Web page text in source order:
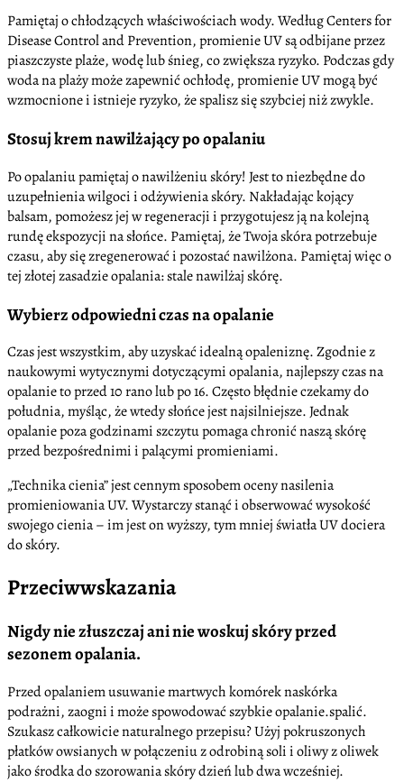
Pamiętaj o chłodzących właściwościach wody. Według Centers for
Disease Control and Prevention, promienie UV są odbijane przez
piaszczyste plaże, wodę lub śnieg, co zwiększa ryzyko. Podczas gdy
woda na plaży może zapewnić ochłodę, promienie UV mogą być
wzmocnione i istnieje ryzyko, że spalisz się szybciej niż zwykle.
Stosuj krem nawilżający po opalaniu
Po opalaniu pamiętaj o nawilżeniu skóry! Jest to niezbędne do
uzupełnienia wilgoci i odżywienia skóry. Nakładając kojący
balsam, pomożesz jej w regeneracji i przygotujesz ją na kolejną
rundę ekspozycji na słońce. Pamiętaj, że Twoja skóra potrzebuje
czasu, aby się zregenerować i pozostać nawilżona. Pamiętaj więc o
tej złotej zasadzie opalania: stale nawilżaj skórę.
Wybierz odpowiedni czas na opalanie
Czas jest wszystkim, aby uzyskać idealną opaleniznę. Zgodnie z
naukowymi wytycznymi dotyczącymi opalania, najlepszy czas na
opalanie to przed 10 rano lub po 16. Często błędnie czekamy do
południa, myśląc, że wtedy słońce jest najsilniejsze. Jednak
opalanie poza godzinami szczytu pomaga chronić naszą skórę
przed bezpośrednimi i palącymi promieniami.
„Technika cienia” jest cennym sposobem oceny nasilenia
promieniowania UV. Wystarczy stanąć i obserwować wysokość
swojego cienia – im jest on wyższy, tym mniej światła UV dociera
do skóry.
Przeciwwskazania
Nigdy nie złuszczaj ani nie woskuj skóry przed
sezonem opalania.
Przed opalaniem usuwanie martwych komórek naskórka
podrażni, zaogni i może spowodować szybkie opalanie.spalić.
Szukasz całkowicie naturalnego przepisu? Użyj pokruszonych
płatków owsianych w połączeniu z odrobiną soli i oliwy z oliwek
jako środka do szorowania skóry dzień lub dwa wcześniej.